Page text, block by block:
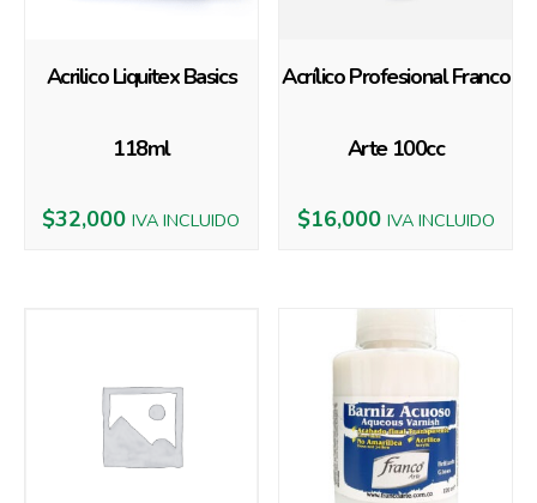
Acrilico Liquitex Basics
118ml
$32,000 IVA INCLUIDO
Acrílico Profesional Franco
Arte 100cc
$16,000 IVA INCLUIDO